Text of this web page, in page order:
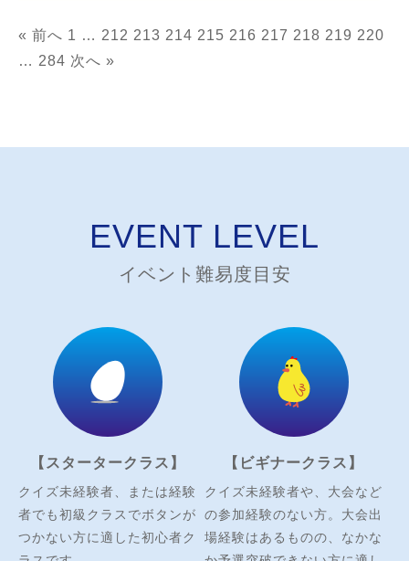
« 前へ 1 … 212 213 214 215 216 217 218 219 220
… 284 次へ »
EVENT LEVEL
イベント難易度目安
【スタータークラス】
クイズ未経験者、または経験
者でも初級クラスでボタンが
つかない方に適した初心者ク
【ビギナークラス】
クイズ未経験者や、大会など
の参加経験のない方。大会出
場経験はあるものの、なかな